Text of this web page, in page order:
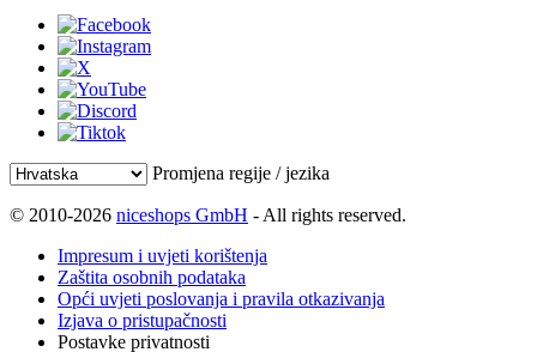
Promjena regije / jezika
© 2010-2026 niceshops GmbH - All rights reserved.
Impresum i uvjeti korištenja
Zaštita osobnih podataka
Opći uvjeti poslovanja i pravila otkazivanja
Izjava o pristupačnosti
Postavke privatnosti